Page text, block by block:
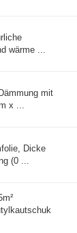
wärme ...
mit
x ...
Dicke
(0 ...